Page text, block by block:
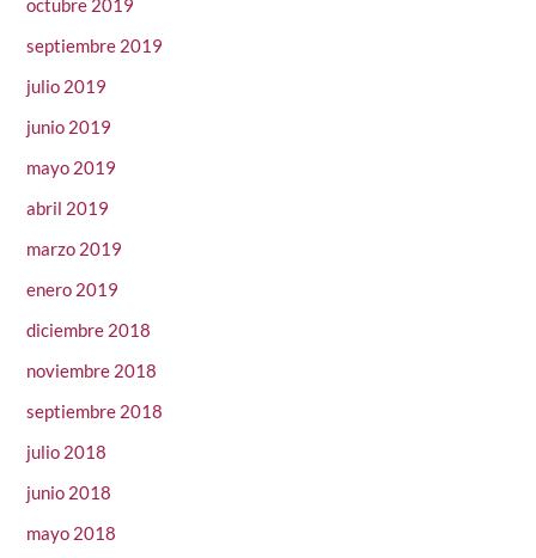
octubre 2019
septiembre 2019
julio 2019
junio 2019
mayo 2019
abril 2019
marzo 2019
enero 2019
diciembre 2018
noviembre 2018
septiembre 2018
julio 2018
junio 2018
mayo 2018